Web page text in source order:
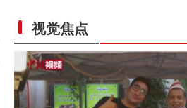
视觉焦点
探访新疆和田战斗渠渠首：屹立